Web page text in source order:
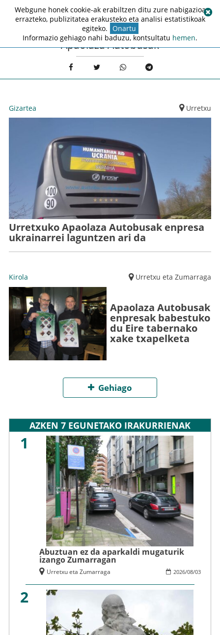
Apaolaza Autobusak
Gizartea Urretxu
Urretxuko Apaolaza Autobusak enpresa
ukrainarrei laguntzen ari da
Kirola Urretxu eta Zumarraga
Apaolaza Autobusak
enpresak babestuko
du Eire tabernako
xake txapelketa
Gehiago
AZKEN 7 EGUNETAKO IRAKURRIENAK
1
Abuztuan ez da aparkaldi mugaturik
izango Zumarragan
2026/08/03
Urretxu eta Zumarraga
2
Webgune honek cookie-ak erabiltzen ditu zure nabigazioa
errazteko, publizitatea erakusteko eta analisi estatistikoak
egiteko. Onartu
Informazio gehiago nahi baduzu, kontsultatu hemen.